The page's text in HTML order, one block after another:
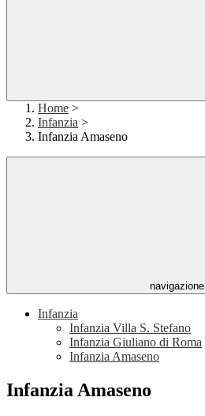
Home >
Infanzia >
Infanzia Amaseno
navigazione
Infanzia
Infanzia Villa S. Stefano
Infanzia Giuliano di Roma
Infanzia Amaseno
Infanzia Amaseno